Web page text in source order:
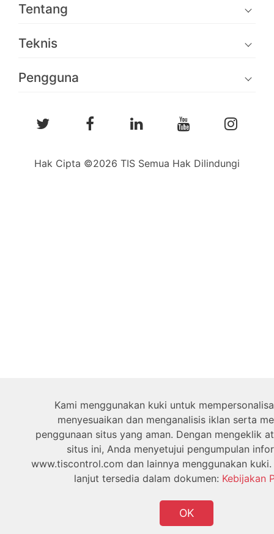
Tentang
Teknis
Pengguna
Hak Cipta ©2026 TIS Semua Hak Dilindungi
Kami menggunakan kuki untuk
menyesuaikan dan menganalisis iklan serta
penggunaan situs yang aman. Dengan mengeklik
situs ini, Anda menyetujui pengumpulan
www.tiscontrol.com dan lainnya menggunakan
lanjut tersedia dalam dokumen: Kebijakan
OK